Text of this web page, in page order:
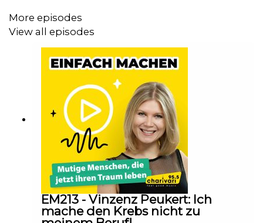
More episodes
View all episodes
EM213 - Vinzenz Peukert: Ich
mache den Krebs nicht zu